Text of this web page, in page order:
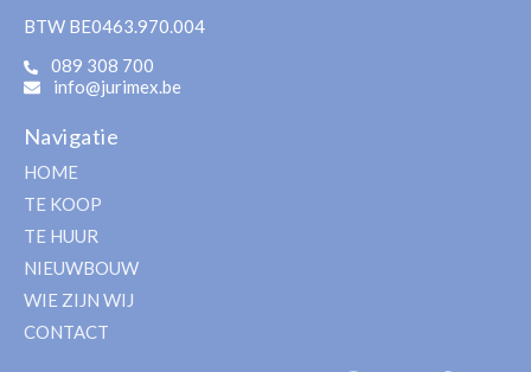
BTW BE0463.970.004
089 308 700
info@jurimex.be
Navigatie
HOME
TE KOOP
TE HUUR
NIEUWBOUW
WIE ZIJN WIJ
CONTACT